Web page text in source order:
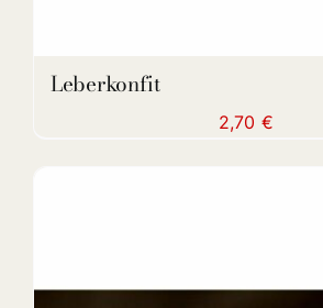
Leberkonfit
2,70 €